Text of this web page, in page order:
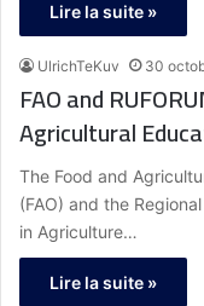
Lire la suite »
UlrichTeKuv 30
FAO and
Agricultural
The Food and
(FAO) and the
in Agriculture…
Lire la suite »